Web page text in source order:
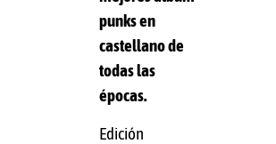
punks en
castellano de
todas las
épocas.
Edición